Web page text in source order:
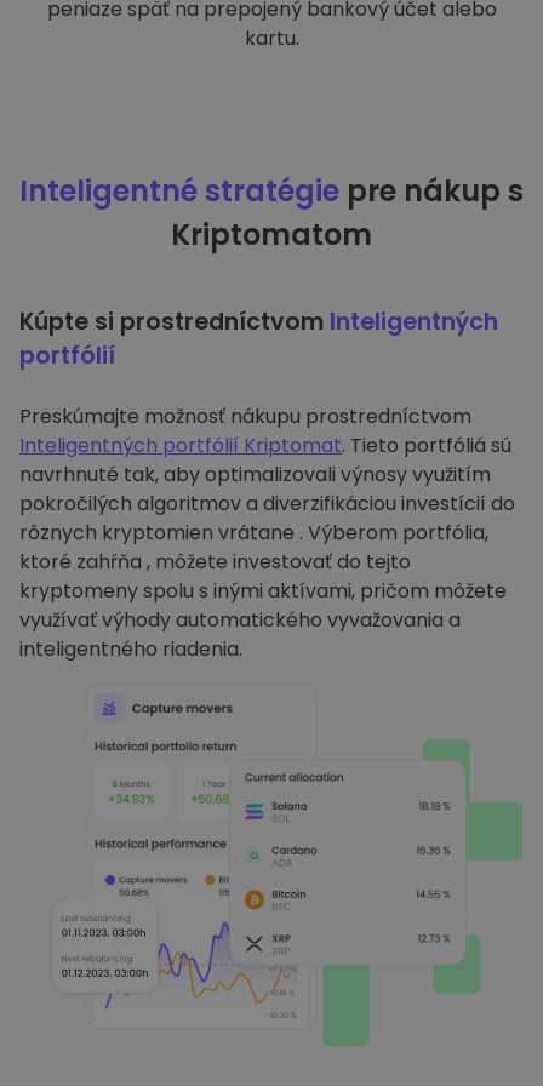
peniaze späť na prepojený bankový účet alebo
kartu.
Inteligentné stratégie pre nákup s
Kriptomatom
Kúpte si prostredníctvom Inteligentných
portfólií
Preskúmajte možnosť nákupu prostredníctvom
Inteligentných portfólií Kriptomat. Tieto portfóliá sú
navrhnuté tak, aby optimalizovali výnosy využitím
pokročilých algoritmov a diverzifikáciou investícií do
rôznych kryptomien vrátane . Výberom portfólia,
ktoré zahŕňa , môžete investovať do tejto
kryptomeny spolu s inými aktívami, pričom môžete
využívať výhody automatického vyvažovania a
inteligentného riadenia.